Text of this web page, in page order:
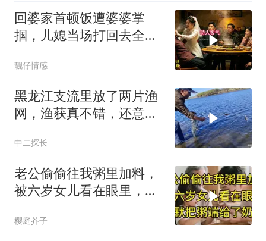
回婆家首顿饭遭婆婆掌
掴，儿媳当场打回去全家
靓仔情感
黑龙江支流里放了两片渔
网，渔获真不错，还意外
中二探长
老公偷偷往我粥里加料，
被六岁女儿看在眼里，默
樱庭芥子